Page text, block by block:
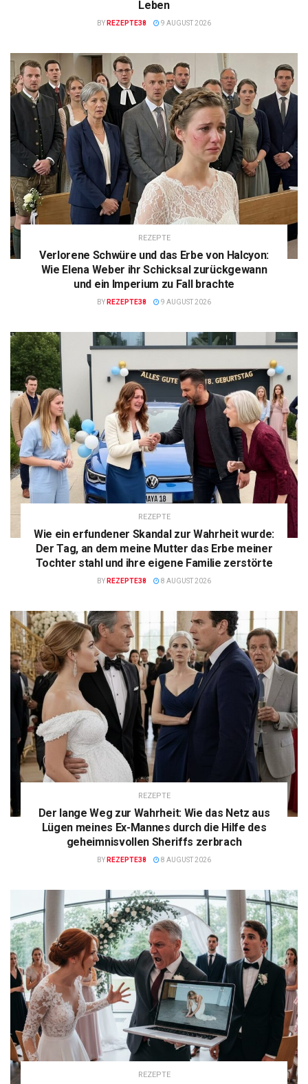
Leben
BY REZEPTE38 9 AUGUST 2026
REZEPTE
Verlorene Schwüre und das Erbe von Halcyon:
Wie Elena Weber ihr Schicksal zurückgewann
und ein Imperium zu Fall brachte
BY REZEPTE38 9 AUGUST 2026
REZEPTE
Wie ein erfundener Skandal zur Wahrheit wurde:
Der Tag, an dem meine Mutter das Erbe meiner
Tochter stahl und ihre eigene Familie zerstörte
BY REZEPTE38 8 AUGUST 2026
REZEPTE
Der lange Weg zur Wahrheit: Wie das Netz aus
Lügen meines Ex-Mannes durch die Hilfe des
geheimnisvollen Sheriffs zerbrach
BY REZEPTE38 8 AUGUST 2026
REZEPTE